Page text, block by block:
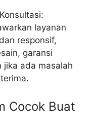
layanan
responsif,
garansi
jika ada masalah
Cocok Buat